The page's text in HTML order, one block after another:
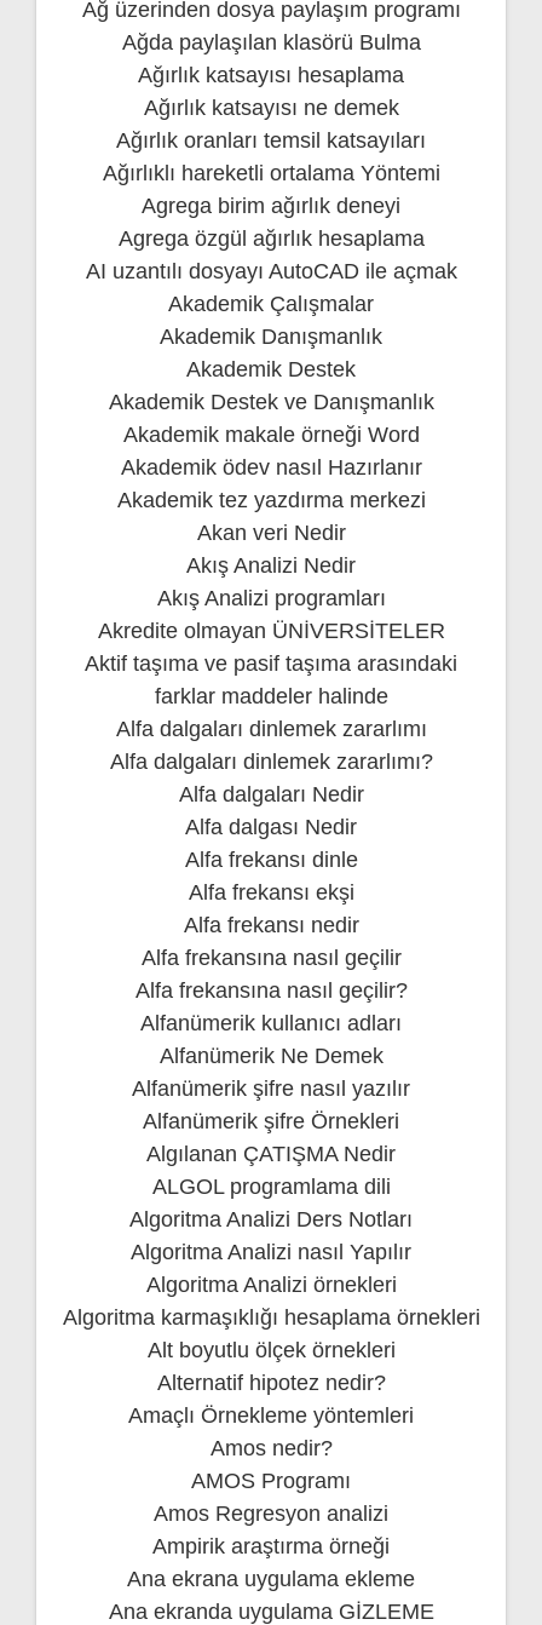
Ağ üzerinden dosya paylaşım programı
Ağda paylaşılan klasörü Bulma
Ağırlık katsayısı hesaplama
Ağırlık katsayısı ne demek
Ağırlık oranları temsil katsayıları
Ağırlıklı hareketli ortalama Yöntemi
Agrega birim ağırlık deneyi
Agrega özgül ağırlık hesaplama
AI uzantılı dosyayı AutoCAD ile açmak
Akademik Çalışmalar
Akademik Danışmanlık
Akademik Destek
Akademik Destek ve Danışmanlık
Akademik makale örneği Word
Akademik ödev nasıl Hazırlanır
Akademik tez yazdırma merkezi
Akan veri Nedir
Akış Analizi Nedir
Akış Analizi programları
Akredite olmayan ÜNİVERSİTELER
Aktif taşıma ve pasif taşıma arasındaki
farklar maddeler halinde
Alfa dalgaları dinlemek zararlımı
Alfa dalgaları dinlemek zararlımı?
Alfa dalgaları Nedir
Alfa dalgası Nedir
Alfa frekansı dinle
Alfa frekansı ekşi
Alfa frekansı nedir
Alfa frekansına nasıl geçilir
Alfa frekansına nasıl geçilir?
Alfanümerik kullanıcı adları
Alfanümerik Ne Demek
Alfanümerik şifre nasıl yazılır
Alfanümerik şifre Örnekleri
Algılanan ÇATIŞMA Nedir
ALGOL programlama dili
Algoritma Analizi Ders Notları
Algoritma Analizi nasıl Yapılır
Algoritma Analizi örnekleri
Algoritma karmaşıklığı hesaplama örnekleri
Alt boyutlu ölçek örnekleri
Alternatif hipotez nedir?
Amaçlı Örnekleme yöntemleri
Amos nedir?
AMOS Programı
Amos Regresyon analizi
Ampirik araştırma örneği
Ana ekrana uygulama ekleme
Ana ekranda uygulama GİZLEME